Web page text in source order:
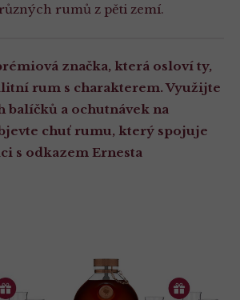
rumů z pěti zemí.
značka, která osloví ty,
rum s charakterem. Využijte
balíčků a ochutnávek na
chuť rumu, který spojuje
s odkazem Ernesta